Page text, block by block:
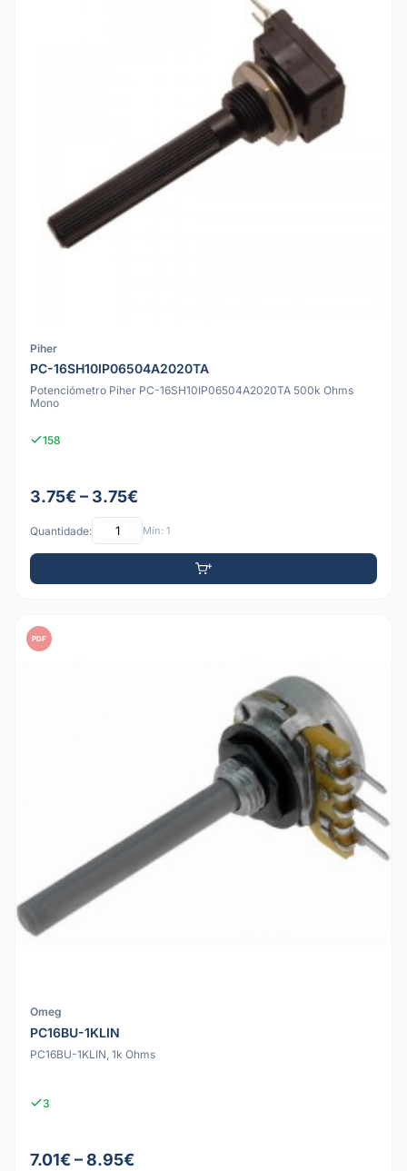
Piher
PC-16SH10IP06504A2020TA
Potenciómetro Piher PC-16SH10IP06504A2020TA 500k Ohms
Mono
158
3.75€ – 3.75€
Quantidade: Mín: 1
PDF
Omeg
PC16BU-1KLIN
PC16BU-1KLIN, 1k Ohms
3
7.01€ – 8.95€